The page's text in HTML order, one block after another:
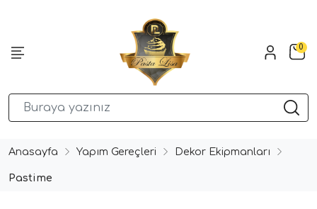
0
Anasayfa Yapım Gereçleri Dekor Ekipmanları
Pastime